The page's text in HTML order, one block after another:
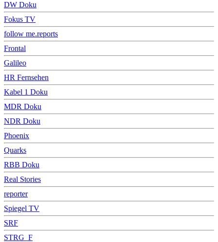
DW Doku
Fokus TV
follow me.reports
Frontal
Galileo
HR Fernsehen
Kabel 1 Doku
MDR Doku
NDR Doku
Phoenix
Quarks
RBB Doku
Real Stories
reporter
Spiegel TV
SRF
STRG_F